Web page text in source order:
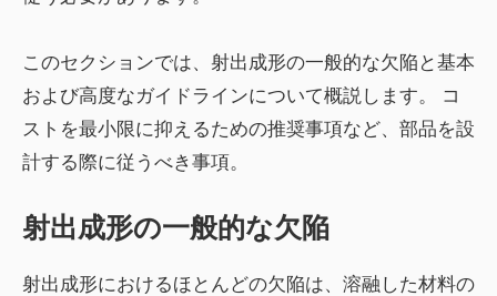
このセクションでは、射出成形の一般的な欠陥と基本
および高度なガイドラインについて概説します。 コ
ストを最小限に抑えるための推奨事項など、部品を設
計する際に従うべき事項。
射出成形の一般的な欠陥
射出成形におけるほとんどの欠陥は、溶融した材料の